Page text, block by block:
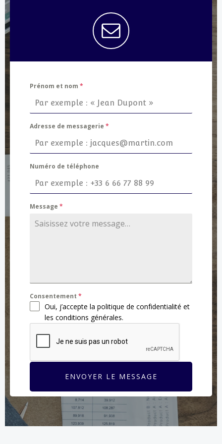
Prénom et nom *
Adresse de messagerie *
Numéro de téléphone
Message *
Consentement *
Oui, j’accepte la politique de confidentialité et
les conditions générales.
ENVOYER LE MESSAGE